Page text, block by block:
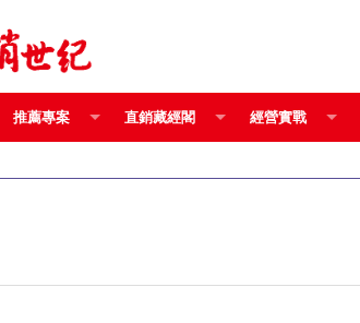
推薦專案 直銷藏經閣 經營實戰